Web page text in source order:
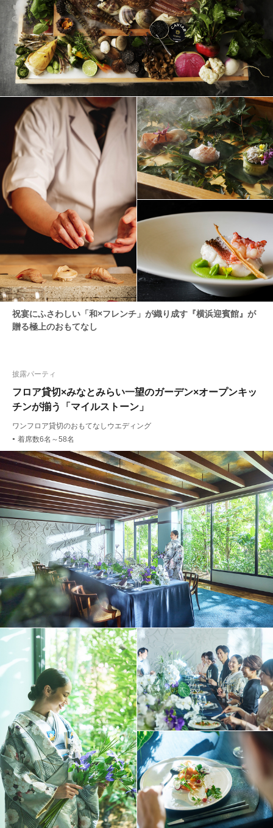
祝宴にふさわしい「和×フレンチ」が織り成す『横浜迎賓館』が
贈る極上のおもてなし
フロア貸切×みなとみらい一望のガーデン×オープンキッ
チンが揃う「マイルストーン」
披露パーティ
ワンフロア貸切のおもてなしウエディング
● 着席数6名～58名